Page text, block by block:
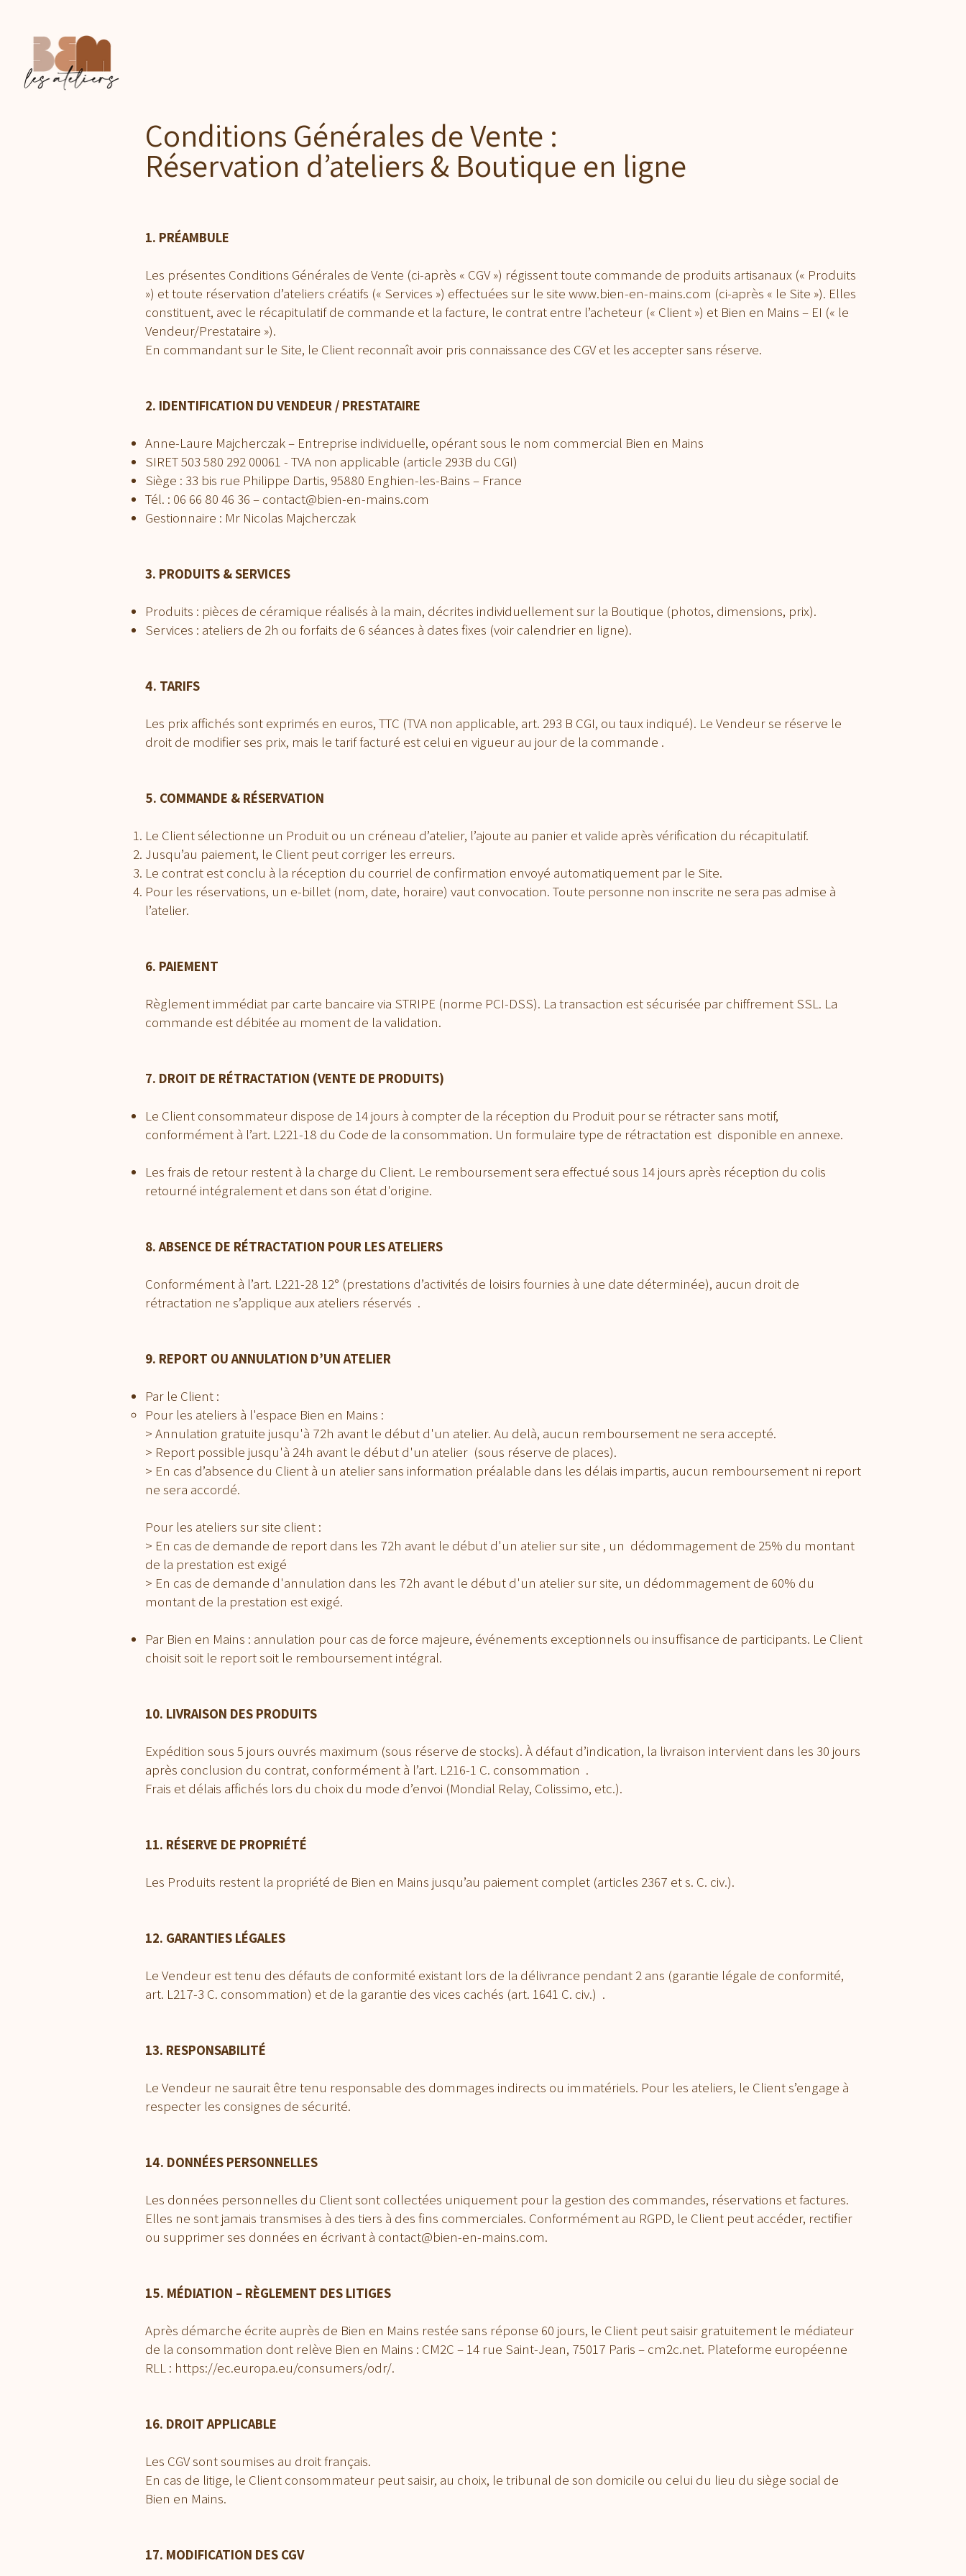
Conditions Générales de Vente :
Réservation d’ateliers & Boutique en ligne
1. PRÉAMBULE
Les présentes Conditions Générales de Vente (ci-après « CGV ») régissent toute commande de produits artisanaux (« Produits
») et toute réservation d’ateliers créatifs (« Services ») effectuées sur le site www.bien-en-mains.com (ci-après « le Site »). Elles
constituent, avec le récapitulatif de commande et la facture, le contrat entre l’acheteur (« Client ») et Bien en Mains – EI (« le
Vendeur/Prestataire »).
En commandant sur le Site, le Client reconnaît avoir pris connaissance des CGV et les accepter sans réserve.
2. IDENTIFICATION DU VENDEUR / PRESTATAIRE
Anne-Laure Majcherczak – Entreprise individuelle, opérant sous le nom commercial Bien en Mains
SIRET 503 580 292 00061 - TVA non applicable (article 293B du CGI)
Siège : 33 bis rue Philippe Dartis, 95880 Enghien-les-Bains – France
Tél. : 06 66 80 46 36 – contact@bien-en-mains.com
Gestionnaire : Mr Nicolas Majcherczak
3. PRODUITS & SERVICES
Produits : pièces de céramique réalisés à la main, décrites individuellement sur la Boutique (photos, dimensions, prix).
Services : ateliers de 2h ou forfaits de 6 séances à dates fixes (voir calendrier en ligne).
4. TARIFS
Les prix affichés sont exprimés en euros, TTC (TVA non applicable, art. 293 B CGI, ou taux indiqué). Le Vendeur se réserve le
droit de modifier ses prix, mais le tarif facturé est celui en vigueur au jour de la commande .
5. COMMANDE & RÉSERVATION
Le Client sélectionne un Produit ou un créneau d’atelier, l’ajoute au panier et valide après vérification du récapitulatif.
Jusqu’au paiement, le Client peut corriger les erreurs.
Le contrat est conclu à la réception du courriel de confirmation envoyé automatiquement par le Site.
Pour les réservations, un e-billet (nom, date, horaire) vaut convocation. Toute personne non inscrite ne sera pas admise à
l’atelier.
6. PAIEMENT
Règlement immédiat par carte bancaire via STRIPE (norme PCI-DSS). La transaction est sécurisée par chiffrement SSL. La
commande est débitée au moment de la validation.
7. DROIT DE RÉTRACTATION (VENTE DE PRODUITS)
Le Client consommateur dispose de 14 jours à compter de la réception du Produit pour se rétracter sans motif,
conformément à l’art. L221-18 du Code de la consommation. Un formulaire type de rétractation est disponible en annexe.
Les frais de retour restent à la charge du Client. Le remboursement sera effectué sous 14 jours après réception du colis
retourné intégralement et dans son état d'origine.
8. ABSENCE DE RÉTRACTATION POUR LES ATELIERS
Conformément à l’art. L221-28 12° (prestations d’activités de loisirs fournies à une date déterminée), aucun droit de
rétractation ne s’applique aux ateliers réservés .
9. REPORT OU ANNULATION D’UN ATELIER
Par le Client :
Pour les ateliers à l'espace Bien en Mains :
> Annulation gratuite jusqu'à 72h avant le début d'un atelier. Au delà, aucun remboursement ne sera accepté.
> Report possible jusqu'à 24h avant le début d'un atelier (sous réserve de places).
> En cas d’absence du Client à un atelier sans information préalable dans les délais impartis, aucun remboursement ni report
ne sera accordé.
Pour les ateliers sur site client :
> En cas de demande de report dans les 72h avant le début d'un atelier sur site , un dédommagement de 25% du montant
de la prestation est exigé
> En cas de demande d'annulation dans les 72h avant le début d'un atelier sur site, un dédommagement de 60% du
montant de la prestation est exigé.
Par Bien en Mains : annulation pour cas de force majeure, événements exceptionnels ou insuffisance de participants. Le Client
choisit soit le report soit le remboursement intégral.
10. LIVRAISON DES PRODUITS
Expédition sous 5 jours ouvrés maximum (sous réserve de stocks). À défaut d’indication, la livraison intervient dans les 30 jours
après conclusion du contrat, conformément à l’art. L216-1 C. consommation .
Frais et délais affichés lors du choix du mode d’envoi (Mondial Relay, Colissimo, etc.).
11. RÉSERVE DE PROPRIÉTÉ
Les Produits restent la propriété de Bien en Mains jusqu’au paiement complet (articles 2367 et s. C. civ.).
12. GARANTIES LÉGALES
Le Vendeur est tenu des défauts de conformité existant lors de la délivrance pendant 2 ans (garantie légale de conformité,
art. L217-3 C. consommation) et de la garantie des vices cachés (art. 1641 C. civ.) .
13. RESPONSABILITÉ
Le Vendeur ne saurait être tenu responsable des dommages indirects ou immatériels. Pour les ateliers, le Client s’engage à
respecter les consignes de sécurité.
14. DONNÉES PERSONNELLES
Les données personnelles du Client sont collectées uniquement pour la gestion des commandes, réservations et factures.
Elles ne sont jamais transmises à des tiers à des fins commerciales. Conformément au RGPD, le Client peut accéder, rectifier
ou supprimer ses données en écrivant à contact@bien-en-mains.com.
15. MÉDIATION – RÈGLEMENT DES LITIGES
Après démarche écrite auprès de Bien en Mains restée sans réponse 60 jours, le Client peut saisir gratuitement le médiateur
de la consommation dont relève Bien en Mains : CM2C – 14 rue Saint-Jean, 75017 Paris – cm2c.net. Plateforme européenne
RLL : https://ec.europa.eu/consumers/odr/.
16. DROIT APPLICABLE
Les CGV sont soumises au droit français.
En cas de litige, le Client consommateur peut saisir, au choix, le tribunal de son domicile ou celui du lieu du siège social de
Bien en Mains.
17. MODIFICATION DES CGV